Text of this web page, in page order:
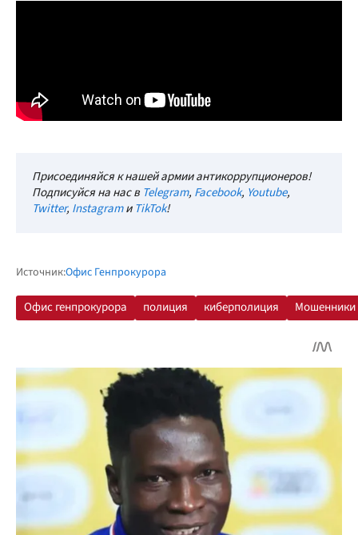
Присоединяйся к нашей армии антикоррупционеров!
Подписуйся на нас в Telegram, Facebook, Youtube,
Twitter, InstagramиTikTok!
Источник:Офис Генпрокурора
Офис генпрокурора полиция киберполиция Мошенники